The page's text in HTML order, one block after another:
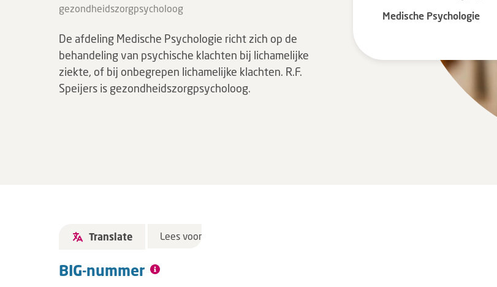
gezondheidszorgpsycholoog
De afdeling Medische Psychologie richt zich op de
behandeling van psychische klachten bij lichamelijke
ziekte, of bij onbegrepen lichamelijke klachten. R.F.
Speijers is gezondheidszorgpsycholoog.
Medische Psychologie
Translate Lees voor
BIG-nummer